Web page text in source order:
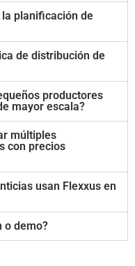
planificación de
de distribución de
productores
mayor escala?
múltiples
con precios
usan Flexxus en
o demo?